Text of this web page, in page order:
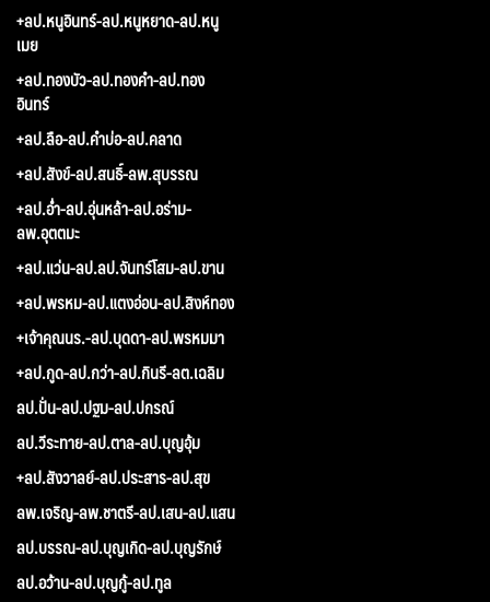
+ลป.หนูอินทร์-ลป.หนูหยาด-ลป.หนู
เมย
+ลป.ทองบัว-ลป.ทองคำ-ลป.ทอง
อินทร์
+ลป.ลือ-ลป.คำบ่อ-ลป.คลาด
+ลป.สังข์-ลป.สนธิ์-ลพ.สุบรรณ
+ลป.อ่ำ-ลป.อุ่นหล้า-ลป.อร่าม-
ลพ.อุตตมะ
+ลป.แว่น-ลป.ลป.จันทร์โสม-ลป.ขาน
+ลป.พรหม-ลป.แตงอ่อน-ลป.สิงห์ทอง
+เจ้าคุณนร.-ลป.บุดดา-ลป.พรหมมา
+ลป.กูด-ลป.กว่า-ลป.กินรี-ลต.เฉลิม
ลป.ปั่น-ลป.ปฐม-ลป.ปกรณ์
ลป.วีระทาย-ลป.ตาล-ลป.บุญอุ้ม
+ลป.สังวาลย์-ลป.ประสาร-ลป.สุข
ลพ.เจริญ-ลพ.ชาตรี-ลป.เสน-ลป.แสน
ลป.บรรณ-ลป.บุญเกิด-ลป.บุญรักษ์
ลป.อว้าน-ลป.บุญกู้-ลป.ทูล